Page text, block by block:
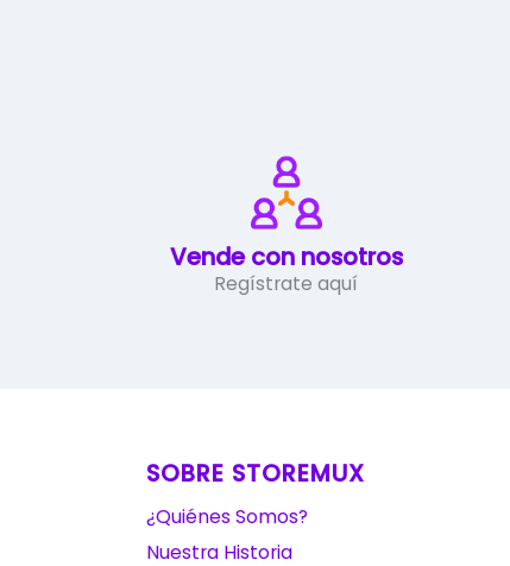
Vende con nosotros
Regístrate aquí
SOBRE STOREMUX
¿Quiénes Somos?
Nuestra Historia